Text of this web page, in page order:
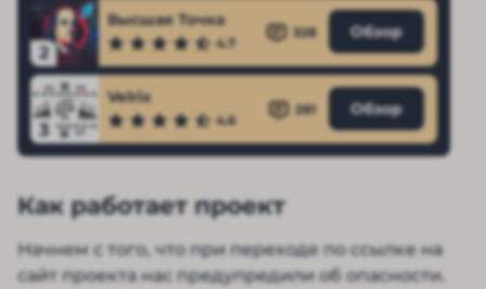
2
Высшая Точка
4.7
328 Обзор
3
Velrix
4.6
281 Обзор
Как работает проект
Начнем с того, что при переходе по ссылке на
сайт проекта нас предупредили об опасности.